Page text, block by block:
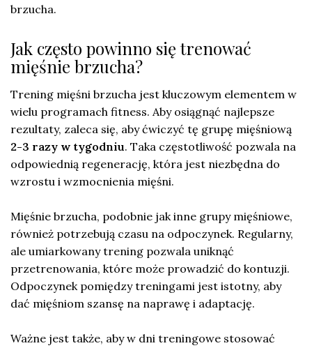
brzucha.
Jak często powinno się trenować
mięśnie brzucha?
Trening mięśni brzucha jest kluczowym elementem w
wielu programach fitness. Aby osiągnąć najlepsze
rezultaty, zaleca się, aby ćwiczyć tę grupę mięśniową
2-3 razy w tygodniu. Taka częstotliwość pozwala na
odpowiednią regenerację, która jest niezbędna do
wzrostu i wzmocnienia mięśni.
Mięśnie brzucha, podobnie jak inne grupy mięśniowe,
również potrzebują czasu na odpoczynek. Regularny,
ale umiarkowany trening pozwala uniknąć
przetrenowania, które może prowadzić do kontuzji.
Odpoczynek pomiędzy treningami jest istotny, aby
dać mięśniom szansę na naprawę i adaptację.
Ważne jest także, aby w dni treningowe stosować